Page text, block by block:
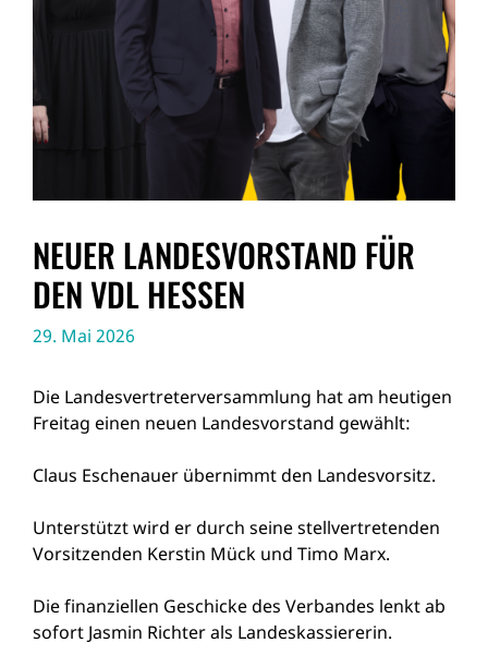
NEUER LANDESVORSTAND FÜR
DEN VDL HESSEN
29. Mai 2026
Die Landesvertreterversammlung hat am heutigen
Freitag einen neuen Landesvorstand gewählt:
Claus Eschenauer übernimmt den Landesvorsitz.
Unterstützt wird er durch seine stellvertretenden
Vorsitzenden Kerstin Mück und Timo Marx.
Die finanziellen Geschicke des Verbandes lenkt ab
sofort Jasmin Richter als Landeskassiererin.